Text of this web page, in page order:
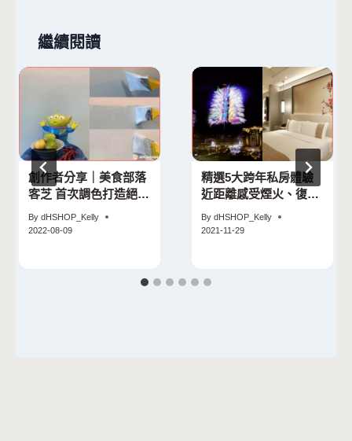
繼續閱讀
創作者分享｜美食部落
客芝 首次調色打造絕美
By dHSHOP_Kelly
2022-08-09
精選5大跨年私房體驗
近距離感受煙火、復古
有！
By dHSHOP_Kelly
2021-11-29